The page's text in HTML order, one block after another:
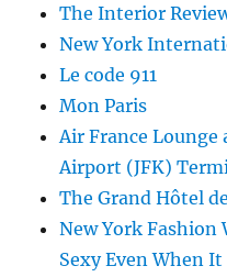
The Interior
New York
Le code 911
Mon Paris
Air France Lounge
Airport (JFK)
The Grand Hôtel
New York Fashion
Sexy Even When It